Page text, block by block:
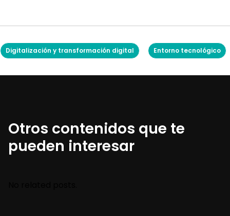
Digitalización y transformación digital Entorno tecnológico
Otros contenidos que te
pueden interesar